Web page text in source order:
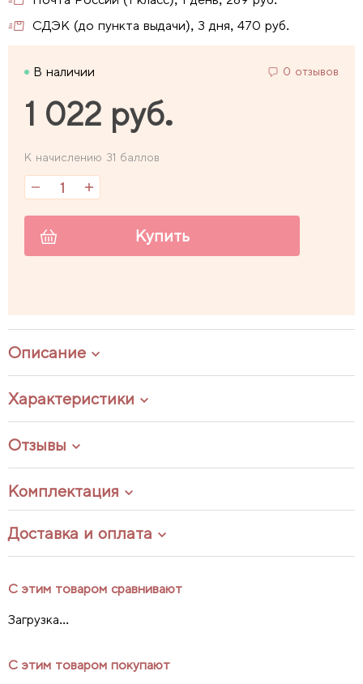
СДЭК (до пункта выдачи), 3 дня, 470 руб.
В наличии 0 отзывов
1 022 руб.
К начислению 31 баллов
Купить
Описание
Характеристики
Отзывы
Комплектация
Доставка и оплата
С этим товаром сравнивают
Загрузка...
С этим товаром покупают